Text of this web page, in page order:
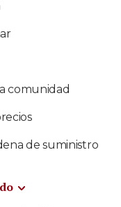
comunidad
de suministro